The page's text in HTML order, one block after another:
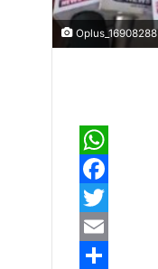
Oplus_16908288
W
h
a
F
a
c
T
w
E